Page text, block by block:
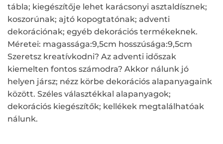
tábla; kiegészítője lehet karácsonyi asztaldísznek;
koszorúnak; ajtó kopogtatónak; adventi
dekorációnak; egyéb dekorációs termékeknek.
Méretei: magassága:9,5cm hosszúsága:9,5cm
Szeretsz kreatívkodni? Az adventi időszak
kiemelten fontos számodra? Akkor nálunk jó
helyen jársz; nézz körbe dekorációs alapanyagaink
között. Széles választékkal alapanyagok;
dekorációs kiegészítők; kellékek megtalálhatóak
nálunk.